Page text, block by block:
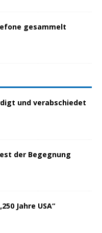
gesammelt
und verabschiedet
der Begegnung
Jahre USA“